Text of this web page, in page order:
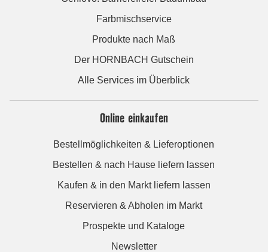
Farbmischservice
Produkte nach Maß
Der HORNBACH Gutschein
Alle Services im Überblick
Online einkaufen
Bestellmöglichkeiten & Lieferoptionen
Bestellen & nach Hause liefern lassen
Kaufen & in den Markt liefern lassen
Reservieren & Abholen im Markt
Prospekte und Kataloge
Newsletter